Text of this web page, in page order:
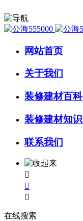
网站首页
关于我们
装修建材百科
装修建材知识
联系我们



在线搜索